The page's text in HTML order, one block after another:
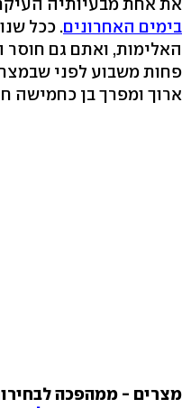
בימים האחרונים. ככל
האלימות, ואתם גם חוסר
פחות משבוע לפני
ארוך ומפרך בן כחמישה
מצרים - ממהפכה